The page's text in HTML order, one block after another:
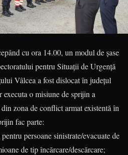
cu ora 14.00, un modul de șase
pentru Situații de Urgență
Vâlcea a fost dislocat în județul
o misiune de sprijin a
zona de conflict armat existentă în
fac parte:
persoane sinistrate/evacuate de
de tip încărcare/descărcare;